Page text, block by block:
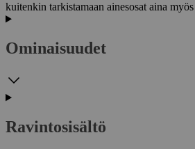
kuitenkin tarkistamaan ainesosat aina
Ominaisuudet
Ravintosisältö